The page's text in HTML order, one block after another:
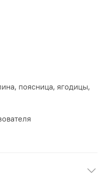
поясница, ягодицы,